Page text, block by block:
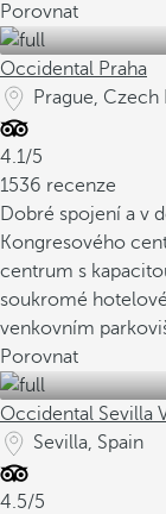
Porovnat
Occidental Praha
Prague, Czech
4.1/5
1536 recenze
Dobré spojení a v
Kongresového
centrum s
soukromé
venkovním
Porovnat
Occidental Sevilla
Sevilla, Spain
4.5/5